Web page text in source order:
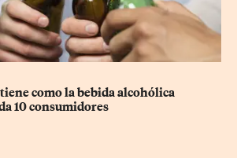
como la bebida alcohólica
10 consumidores